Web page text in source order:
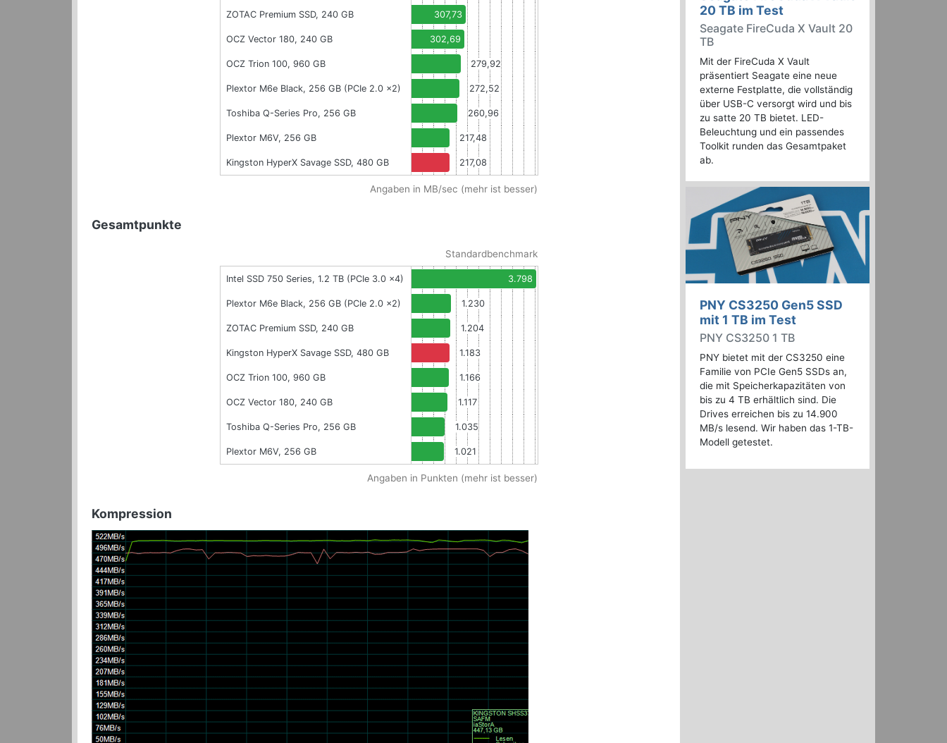
ZOTAC Premium SSD, 240 GB 307,73
OCZ Vector 180, 240 GB 302,69
OCZ Trion 100, 960 GB 279,92
Plextor M6e Black, 256 GB (PCIe 2.0 x2) 272,52
Toshiba Q-Series Pro, 256 GB 260,96
Plextor M6V, 256 GB 217,48
Kingston HyperX Savage SSD, 480 GB 217,08
Angaben in MB/sec (mehr ist besser)
Gesamtpunkte
Standardbenchmark
Intel SSD 750 Series, 1.2 TB (PCIe 3.0 x4) 3.798
Plextor M6e Black, 256 GB (PCIe 2.0 x2) 1.230
ZOTAC Premium SSD, 240 GB 1.204
Kingston HyperX Savage SSD, 480 GB 1.183
OCZ Trion 100, 960 GB 1.166
OCZ Vector 180, 240 GB 1.117
Toshiba Q-Series Pro, 256 GB 1.035
Plextor M6V, 256 GB 1.021
Angaben in Punkten (mehr ist besser)
Kompression
20 TB im Test
Seagate FireCuda X Vault 20
TB
Mit der FireCuda X Vault
präsentiert Seagate eine neue
externe Festplatte, die vollständig
über USB-C versorgt wird und bis
zu satte 20 TB bietet. LED-
Beleuchtung und ein passendes
Toolkit runden das Gesamtpaket
ab.
PNY CS3250 Gen5 SSD
mit 1 TB im Test
PNY CS3250 1 TB
PNY bietet mit der CS3250 eine
Familie von PCIe Gen5 SSDs an,
die mit Speicherkapazitäten von
bis zu 4 TB erhältlich sind. Die
Drives erreichen bis zu 14.900
MB/s lesend. Wir haben das 1-TB-
Modell getestet.